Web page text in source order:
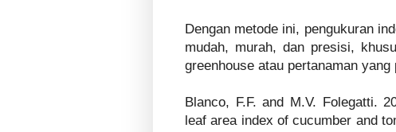
Dengan metode ini, pengukuran
mudah, murah, dan presisi,
greenhouse atau pertanaman
Blanco, F.F. and M.V. Folegatti.
leaf area index of cucumber and